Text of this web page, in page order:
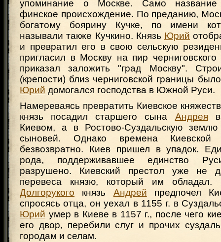
упоминание о Москве. Само
финское происхождение. По преданию,
богатому боярину Кучке, по имени
называли также Кучкино. Князь Юрий
и превратил его в свою сельскую
пригласил в Москву на пир
приказал заложить "град Москву".
(крепости) близ черниговской границы
Юрий домогался господства в Южной Руси.
Намереваясь превратить Киевское
князь посадил старшего сына Андрея
Киевом, а в Ростово-Суздальскую
сыновей. Однако времена Киевской
безвозвратно. Киев пришел в упадок.
рода, поддерживавшее единство
разрушено. Киевский престол уже не
перевеса князю, который им
Долгорукого князь Андрей предпочел
спросясь отца, он уехал в 1155 г. в
Юрий умер в Киеве в 1157 г., после чего
его двор, перебили слуг и прочих
городам и селам.